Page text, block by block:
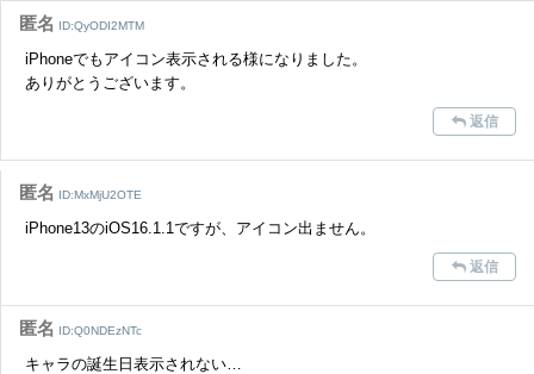
匿名 ID:QyODI2MTM
iPhoneでもアイコン表示される様になりました。
ありがとうございます。
返信
匿名 ID:MxMjU2OTE
iPhone13のiOS16.1.1ですが、アイコン出ません。
返信
匿名 ID:Q0NDEzNTc
キャラの誕生日表示されない…